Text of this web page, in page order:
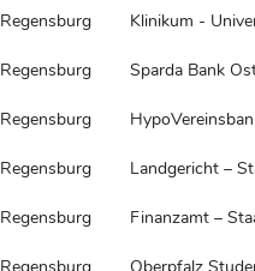
Regensburg Klinikum -
Regensburg Sparda Bank
Regensburg
Regensburg Landgericht –
Regensburg Finanzamt –